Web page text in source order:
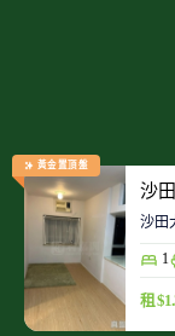
黃金置頂盤
沙
沙田
1
租